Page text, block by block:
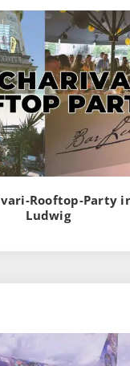
Rooftop-Party
Ludwig